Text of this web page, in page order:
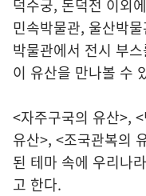
덕수궁, 돈덕전 이외
민속박물관, 울산박
박물관에서 전시 부
이 유산을 만나볼 수
<자주구국의 유산>,
유산>, <조국관복의
된 테마 속에 우리나
고 한다.